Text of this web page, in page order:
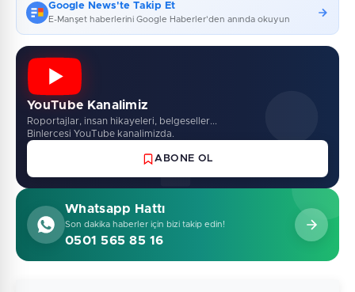
Google News'te Takip Et
E-Manşet haberlerini Google Haberler'den anında okuyun
YouTube Kanalimiz
Roportajlar, insan hikayeleri, belgeseller...
Binlercesi YouTube kanalimizda.
ABONE OL
Whatsapp Hattı
Son dakika haberler için bizi takip edin!
0501 565 85 16